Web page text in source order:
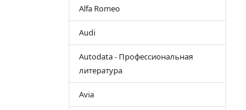
Alfa Romeo
Audi
Autodata - Профессиональная
литература
Avia